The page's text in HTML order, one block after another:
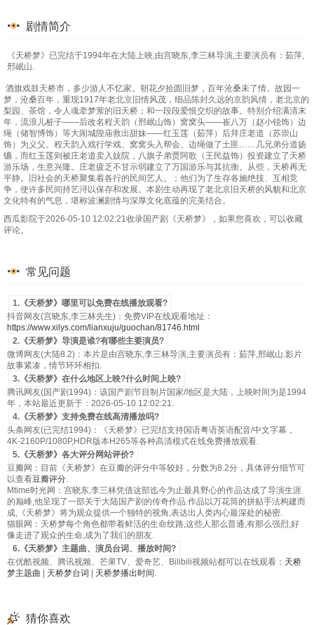
剧情简介
《天桥梦》已完结于1994年在大陆上映,由宫晓东,李三林导演,主要演员有：茹萍,
邢岷山.
酒旗戏鼓天桥市，多少游人不忆家。朝花夕拾圆旧梦，百年沧桑未了情。故园一
梦，沧桑百年，重现1917年老北京旧情风茂，细品陈封久远的京韵风情，老北京的
梨园、茶馆，令人魂牵梦萦的旧天桥；和一段段爱恨交织的故事。特别介绍满清末
年，流浪儿桩子——后改名程天韵（邢岷山饰）窝窝头——崔八万（赵小锐饰）边
绳（储智博饰）等大闹城隍庙救出甜妹——红玉莲（茹萍）后拜庄老道（苏崇山
饰）为义父。程天韵入戏行学戏、窝窝头入帮会、边绳做了土匪……几兄弟分道扬
镳，而红玉莲则被庄老道卖入妓院，八旗子弟贾阿歌（王民益饰）投资建立了天桥
游乐场，生意兴隆。庄老疲乏不甘示弱建立了万国游乐与其抗衡。从些，天桥再无
平静。旧社会的天桥聚集着各行的民间艺人。；他们为了生存各施绝技、互相竞
争，使许多民间持艺浔以保存和发展。本剧生动再现了老北京旧天桥的风貌和北京
文化特有的气息，堪称波澜剧情与深厚文化底蕴的完美结合。
西瓜影院于2026-05-10 12:02:21收录国产剧《天桥梦》，如果您喜欢，可以收藏
评论。
常见问题
1.《天桥梦》哪里可以免费在线播放观看?
抖音网友(宫晓东,李三林先生)：免费VIP在线观看地址：
https://www.xilys.com/lianxuju/guochan/81746.html
2.《天桥梦》导演是谁?有哪些主要演员?
微博网友(大陆8.2)：本片是由宫晓东,李三林导演,主要演员有：茹萍,邢岷山.影片
故事紧凑，情节环环相扣.
3.《天桥梦》在什么地区上映?什么时间上映?
腾讯网友(国产剧1994)：该国产剧节目制片国家/地区是大陆，上映时间为是1994
年，本站最近更新于：2026-05-10 12:02:21.
4.《天桥梦》支持免费在线高清播放吗?
头条网友(已完结1994)：《天桥梦》已完结支持国语粤语英语配音/中文字幕，
4K-2160P/1080P,HDR版本H265等各种高清模式在线免费播放观看.
5.《天桥梦》各大评分网站评价?
豆瓣网：目前《天桥梦》在豆瓣的评分中等较好，分数为8.2分，具体评分细节可
以查看豆瓣评分.
Mtime时光网：宫晓东,李三林凭借这部迄今为止最具野心的作品达成了导演生涯
的巅峰,他呈现了一部关于大陆国产剧的传奇作品.作品以万花筒的拼贴手法构建而
成,《天桥梦》将为观众提供一个独特的视角,表达出人类内心最深处的秘密.
猫眼网：天桥梦每个角色都带着鲜活的生命纹路,这些人那么普通,有那么强烈,好
像走进了观众的生命,成为了我们的朋友.
6.《天桥梦》主题曲、演员台词、播放时间?
在优酷视频、腾讯视频、芒果TV、爱奇艺、Bilibili视频站都可以在线观看： 天桥
梦主题曲
天桥梦台词 天桥梦播出时间 .
猜你喜欢